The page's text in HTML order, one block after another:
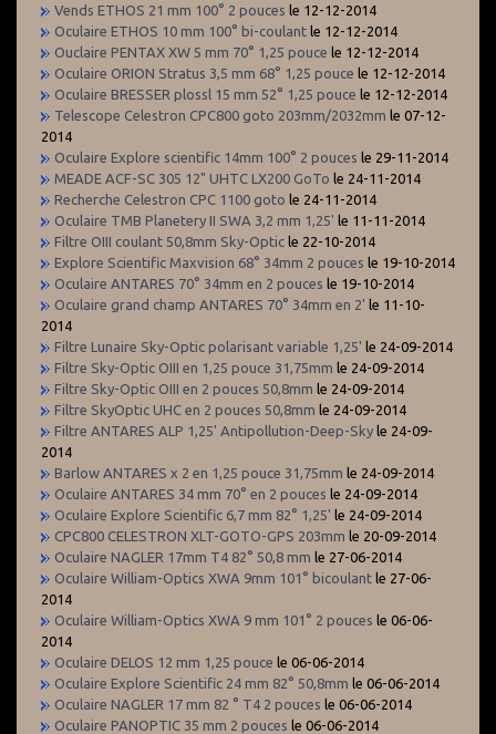
Vends ETHOS 21 mm 100° 2 pouces le 12-12-2014
Oculaire ETHOS 10 mm 100° bi-coulant le 12-12-2014
Ouclaire PENTAX XW 5 mm 70° 1,25 pouce le 12-12-2014
Oculaire ORION Stratus 3,5 mm 68° 1,25 pouce le 12-12-2014
Oculaire BRESSER plossl 15 mm 52° 1,25 pouce le 12-12-2014
Telescope Celestron CPC800 goto 203mm/2032mm le 07-12-
2014
Oculaire Explore scientific 14mm 100° 2 pouces le 29-11-2014
MEADE ACF-SC 305 12" UHTC LX200 GoTo le 24-11-2014
Recherche Celestron CPC 1100 goto le 24-11-2014
Oculaire TMB Planetery II SWA 3,2 mm 1,25' le 11-11-2014
Filtre OIII coulant 50,8mm Sky-Optic le 22-10-2014
Explore Scientific Maxvision 68° 34mm 2 pouces le 19-10-2014
Oculaire ANTARES 70° 34mm en 2 pouces le 19-10-2014
Oculaire grand champ ANTARES 70° 34mm en 2' le 11-10-
2014
Filtre Lunaire Sky-Optic polarisant variable 1,25' le 24-09-2014
Filtre Sky-Optic OIII en 1,25 pouce 31,75mm le 24-09-2014
Filtre Sky-Optic OIII en 2 pouces 50,8mm le 24-09-2014
Filtre SkyOptic UHC en 2 pouces 50,8mm le 24-09-2014
Filtre ANTARES ALP 1,25' Antipollution-Deep-Sky le 24-09-
2014
Barlow ANTARES x 2 en 1,25 pouce 31,75mm le 24-09-2014
Oculaire ANTARES 34 mm 70° en 2 pouces le 24-09-2014
Oculaire Explore Scientific 6,7 mm 82° 1,25' le 24-09-2014
CPC800 CELESTRON XLT-GOTO-GPS 203mm le 20-09-2014
Oculaire NAGLER 17mm T4 82° 50,8 mm le 27-06-2014
Oculaire William-Optics XWA 9mm 101° bicoulant le 27-06-
2014
Oculaire William-Optics XWA 9 mm 101° 2 pouces le 06-06-
2014
Oculaire DELOS 12 mm 1,25 pouce le 06-06-2014
Oculaire Explore Scientific 24 mm 82° 50,8mm le 06-06-2014
Oculaire NAGLER 17 mm 82 ° T4 2 pouces le 06-06-2014
Oculaire PANOPTIC 35 mm 2 pouces le 06-06-2014